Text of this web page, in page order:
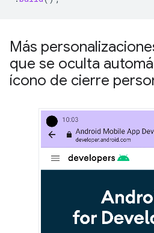
Más
que se oculta
ícono de cierre